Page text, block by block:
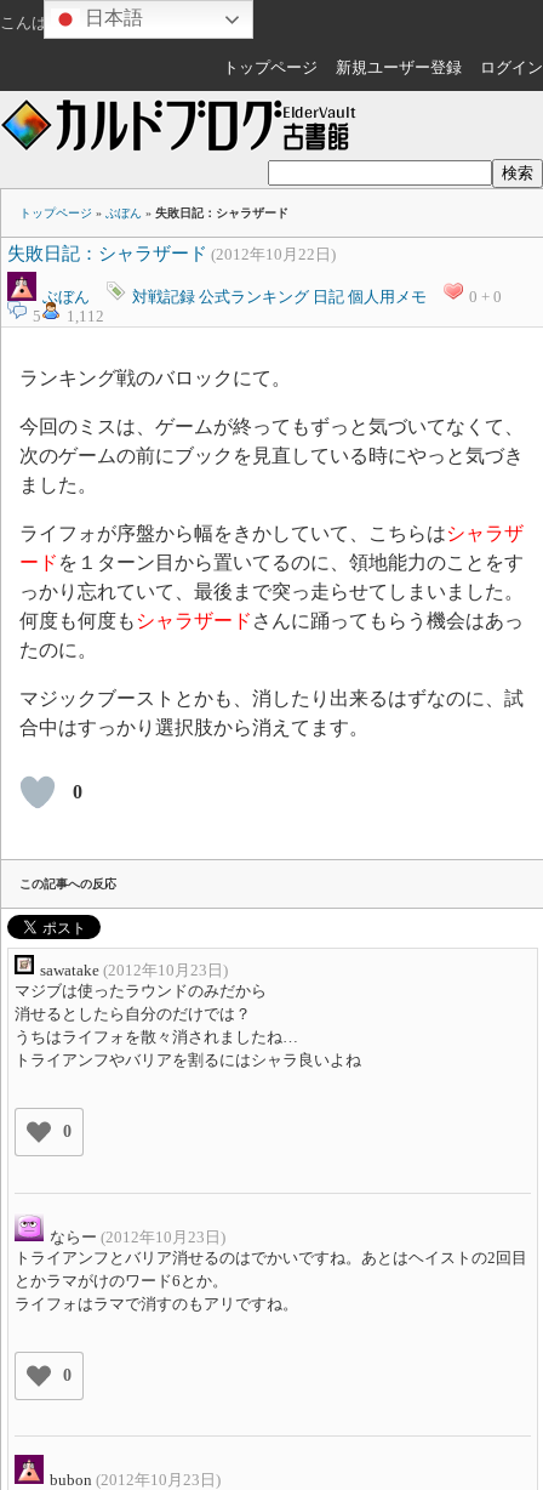
こんばんは ゲスト さん
トップページ 新規ユーザー登録 ログイン
トップページ » ぶぼん » 失敗日記：シャラザード
失敗日記：シャラザード (2012年10月22日)
ぶぼん 対戦記録 公式ランキング 日記 個人用メモ
0 + 0
5
1,112
ランキング戦のバロックにて。
今回のミスは、ゲームが終ってもずっと気づいてなくて、
次のゲームの前にブックを見直している時にやっと気づき
ました。
ライフォが序盤から幅をきかしていて、こちらはシャラザ
ード を１ターン目から置いてるのに、領地能力のことをす
っかり忘れていて、最後まで突っ走らせてしまいました。
何度も何度も シャラザード さんに踊ってもらう機会はあっ
たのに。
マジックブーストとかも、消したり出来るはずなのに、試
合中はすっかり選択肢から消えてます。
0
この記事への反応
sawatake (2012年10月23日)
マジブは使ったラウンドのみだから
消せるとしたら自分のだけでは？
うちはライフォを散々消されましたね…
トライアンフやバリアを割るにはシャラ良いよね
0
ならー (2012年10月23日)
トライアンフとバリア消せるのはでかいですね。あとはヘイストの2回目
とかラマがけのワード6とか。
ライフォはラマで消すのもアリですね。
0
bubon (2012年10月23日)
日本語